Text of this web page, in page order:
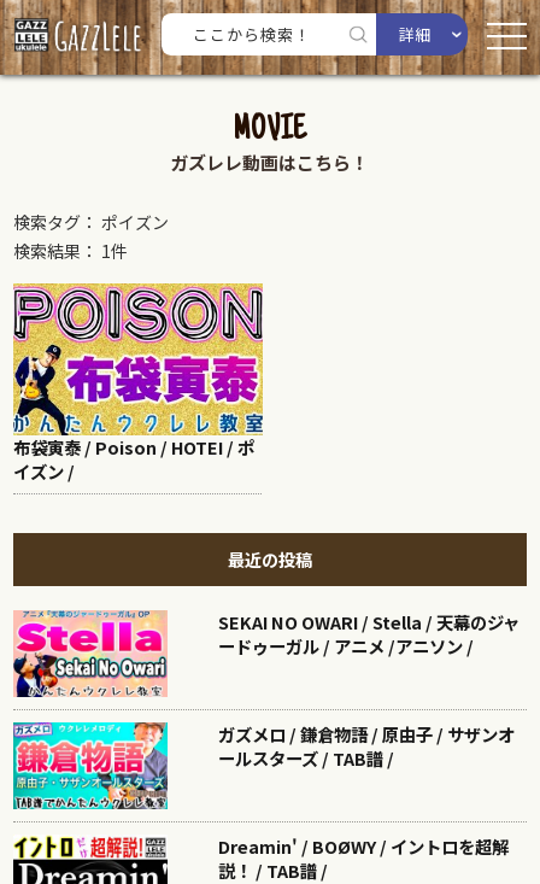
詳細
MOVIE
ガズレレ動画はこちら！
検索タグ： ポイズン
検索結果： 1件
布袋寅泰 / Poison / HOTEI / ポ
イズン /
最近の投稿
SEKAI NO OWARI / Stella / 天幕のジャ
ードゥーガル / アニメ /アニソン /
ガズメロ / 鎌倉物語 / 原由子 / サザンオ
ールスターズ / TAB譜 /
Dreamin' / BOØWY / イントロを超解
説！ / TAB譜 /